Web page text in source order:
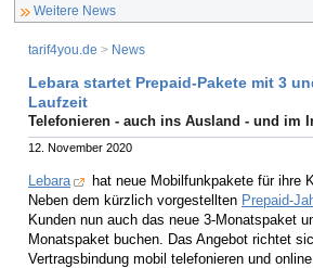
Weitere News
tarif4you.de > News
Lebara startet Prepaid-Pakete mit 3
Laufzeit
Telefonieren - auch ins Ausland - und im
12. November 2020
Lebara
hat neue Mobilfunkpakete für ihre
Neben dem kürzlich vorgestellten Prepaid-
Kunden nun auch das neue 3-Monatspaket
Monatspaket buchen. Das Angebot richtet
Vertragsbindung mobil telefonieren und